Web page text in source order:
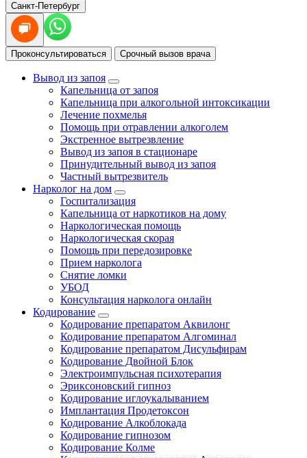
Санкт-Петербург
Проконсультироваться Срочный вызов врача
Вывод из запоя
Капельница от запоя
Капельница при алкогольной интоксикации
Лечение похмелья
Помощь при отравлении алкоголем
Экстренное вытрезвление
Вывод из запоя в стационаре
Принудительный вывод из запоя
Частный вытрезвитель
Нарколог на дом
Госпитализация
Капельница от наркотиков на дому
Наркологическая помощь
Наркологическая скорая
Помощь при передозировке
Прием нарколога
Снятие ломки
УБОД
Консультация нарколога онлайн
Кодирование
Кодирование препаратом Аквилонг
Кодирование препаратом Алгоминал
Кодирование препаратом Дисульфирам
Кодирование Двойной Блок
Электроимпульсная психотерапия
Эриксоновский гипноз
Кодирование иглоукалыванием
Имплантация Продетоксон
Кодирование Алкоблокада
Кодирование гипнозом
Кодирование Колме